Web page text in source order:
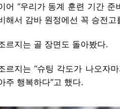
어 “우리가 동계 훈련 기간
해서 감바 원정에선 꼭 승전고
르지는 골 장면도 돌아봤다.
르지는 “슈팅 각도가 나오자
주 행복하다”고 했다.